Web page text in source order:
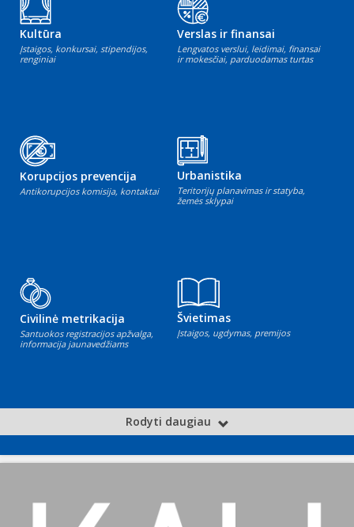
Kultūra
Įstaigos, konkursai, stipendijos,
renginiai
Verslas ir finansai
Lengvatos verslui, leidimai, finansai
ir mokesčiai, parduodamas turtas
Korupcijos prevencija
Antikorupcijos komisija, kontaktai
Urbanistika
Teritorijų planavimas ir statyba,
žemės sklypai
Civilinė metrikacija
Santuokos registracijos apžvalga,
informacija jaunavedžiams
Švietimas
Įstaigos, ugdymas, premijos
Rodyti daugiau